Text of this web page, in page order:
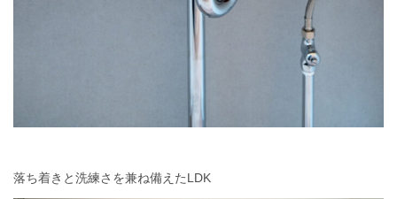
落ち着きと洗練さを兼ね備えたLDK